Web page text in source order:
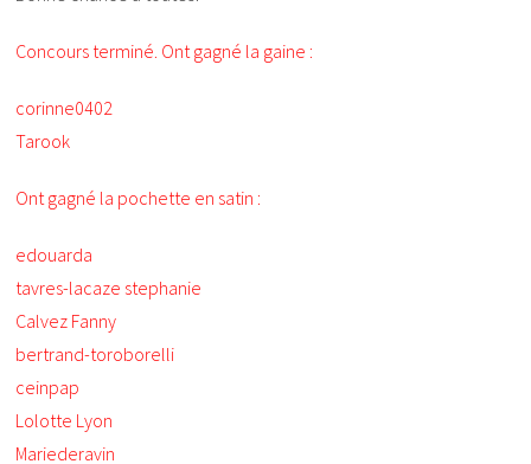
Concours terminé. Ont gagné la gaine :
corinne0402
Tarook
Ont gagné la pochette en satin :
edouarda
tavres-lacaze stephanie
Calvez Fanny
bertrand-toroborelli
ceinpap
Lolotte Lyon
Mariederavin